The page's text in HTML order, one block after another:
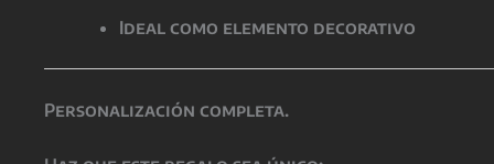
Ideal como elemento decorativo
Personalización completa.